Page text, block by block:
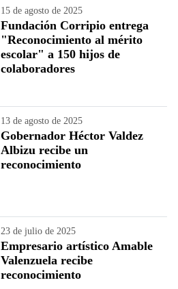
15 de agosto de 2025
Fundación Corripio entrega
"Reconocimiento al mérito
escolar" a 150 hijos de
colaboradores
13 de agosto de 2025
Gobernador Héctor Valdez
Albizu recibe un
reconocimiento
23 de julio de 2025
Empresario artístico Amable
Valenzuela recibe
reconocimiento